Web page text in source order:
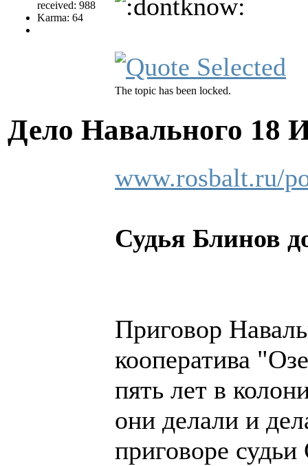
received: 988
Karma: 64
The topic has been locked.
Дело Навального 18
www.rosbalt.ru/
Судья Блинов
Приговор
кооператива
пять лет в
они делали и
приговоре